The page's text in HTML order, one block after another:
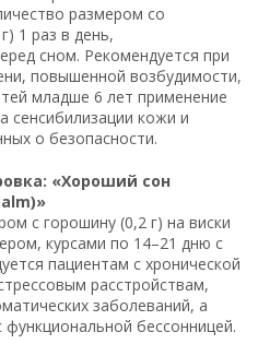
размером со
1 раз в день,
сном. Рекомендуется при
повышенной возбудимости,
младше 6 лет применение
сенсибилизации кожи и
о безопасности.
«Хороший сон
с горошину (0,2 г) на виски
курсами по 14–21 дню с
пациентам с хронической
расстройствам,
заболеваний, а
бессонницей.